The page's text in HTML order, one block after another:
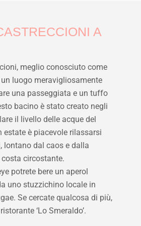
A
meglio conosciuto come
luogo meravigliosamente
una passeggiata e un tuffo
bacino è stato creato negli
il livello delle acque del
estate è piacevole rilassarsi
lontano dal caos e dalla
circostante.
potrete bere un aperol
uno stuzzichino locale in
Se cercate qualcosa di più,
‘Lo Smeraldo’.